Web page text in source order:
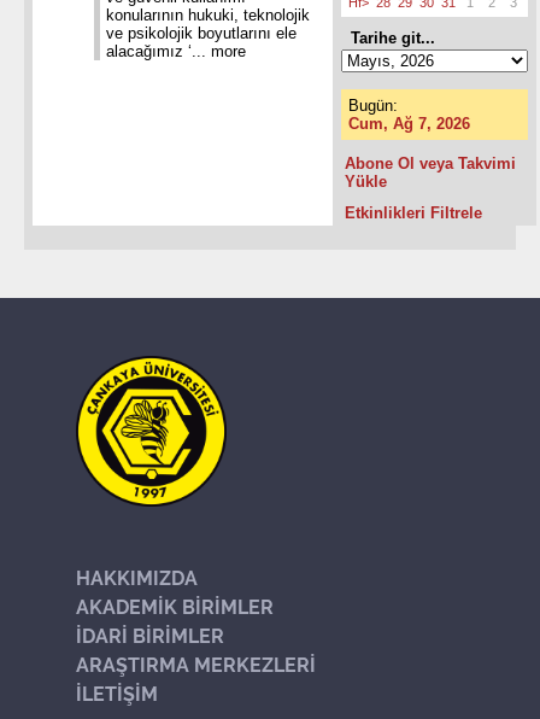
konularının hukuki, teknolojik
ve psikolojik boyutlarını ele
alacağımız ‘... more
Tarihe git...
Bugün:
Cum, Ağ 7, 2026
Abone Ol veya Takvimi
Yükle
Etkinlikleri Filtrele
HAKKIMIZDA
AKADEMİK BİRİMLER
İDARİ BİRİMLER
ARAŞTIRMA MERKEZLERİ
İLETİŞİM